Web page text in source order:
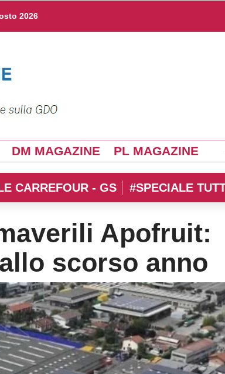
2026
DM MAGAZINE PL MAGAZINE
CARREFOUR - GS #SPECIALE
Apofruit:
scorso anno